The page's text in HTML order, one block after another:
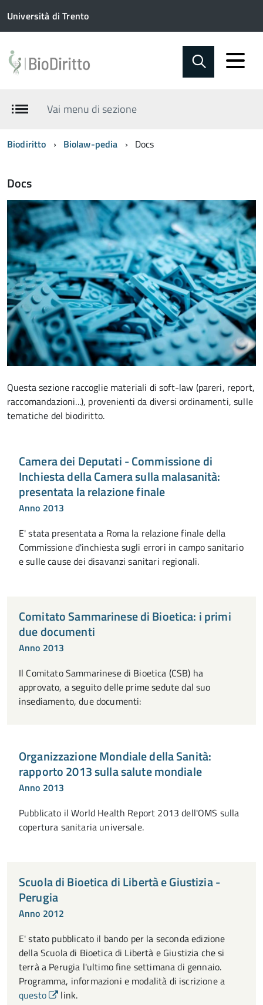
Università di Trento
Vai menu di sezione
Biodiritto Biolaw-pedia Docs
Docs
Questa sezione raccoglie materiali di soft-law (pareri, report,
raccomandazioni...), provenienti da diversi ordinamenti, sulle
tematiche del biodiritto.
Camera dei Deputati - Commissione di
Inchiesta della Camera sulla malasanità:
presentata la relazione finale
Anno 2013
E' stata presentata a Roma la relazione finale della
Commissione d'inchiesta sugli errori in campo sanitario
e sulle cause dei disavanzi sanitari regionali.
Comitato Sammarinese di Bioetica: i primi
due documenti
Anno 2013
Il Comitato Sammarinese di Bioetica (CSB) ha
approvato, a seguito delle prime sedute dal suo
insediamento, due documenti:
Organizzazione Mondiale della Sanità:
rapporto 2013 sulla salute mondiale
Anno 2013
Pubblicato il World Health Report 2013 dell'OMS sulla
copertura sanitaria universale.
Scuola di Bioetica di Libertà e Giustizia -
Perugia
Anno 2012
E' stato pubblicato il bando per la seconda edizione
della Scuola di Bioetica di Libertà e Giustizia che si
terrà a Perugia l'ultimo fine settimana di gennaio.
Programma, informazioni e modalità di iscrizione a
questo
link.